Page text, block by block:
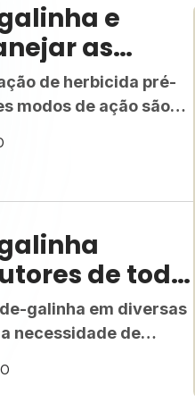
e
as
de herbicida pré-
modos de ação são
de todo
galinha em diversas
necessidade de